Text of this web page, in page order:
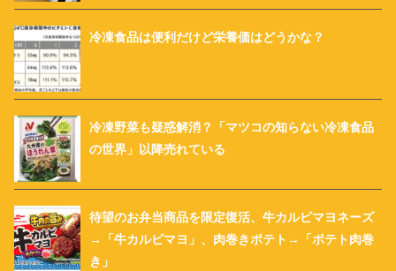
冷凍食品は便利だけど栄養価はどうかな？
冷凍野菜も疑惑解消？「マツコの知らない冷凍食品
の世界」以降売れている
待望のお弁当商品を限定復活、牛カルビマヨネーズ
→「牛カルビマヨ」、肉巻きポテト→「ポテト肉巻
き」